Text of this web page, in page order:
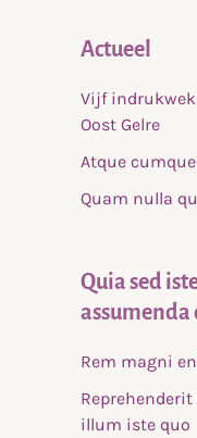
Actueel
Vijf
Oost Gelre
Atque
Quam nulla
Quia sed
assumenda
Rem magni
illum iste quo